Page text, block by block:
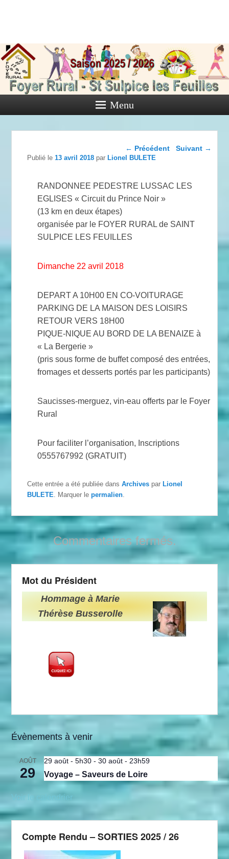
de Saint
Sulpice les
Feuilles
Activités diverses de l'Association
Menu
Navigation dans les
← Précédent Suivant →
Publié le13 avril 2018 parLionel BULETE
RANDONNEE PEDESTRE LUSSAC LES
EGLISES « Circuit du Prince Noir »
(13 km en deux étapes)
organisée par le FOYER RURAL de SAINT
SULPICE LES FEUILLES
Dimanche 22 avril 2018
DEPART A 10H00 EN CO-VOITURAGE
PARKING DE LA MAISON DES LOISIRS
RETOUR VERS 18H00
PIQUE-NIQUE AU BORD DE LA BENAIZE à
« La Bergerie »
(pris sous forme de buffet composé des entrées,
fromages et desserts portés par les participants)
Saucisses-merguez, vin-eau offerts par le Foyer
Rural
Pour faciliter l’organisation, Inscriptions
0555767992 (GRATUIT)
Cette entrée a été publiée dansArchives parLionel
BULETE . Marquer lepermalien
Commentaires fermés.
Mot du Président
Hommage à Marie
Thérèse Busserolle
Évènements à venir
AOÛT
29
29 août - 5h30 -30 août - 23h59
Voyage – Saveurs de Loire
Voir le calendrier
Compte Rendu – SORTIES 2025 / 26